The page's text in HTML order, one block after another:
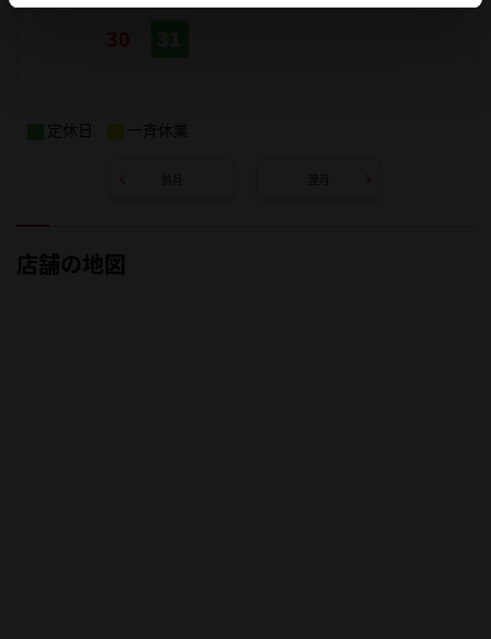
定休日 一斉休業
店舗の地図